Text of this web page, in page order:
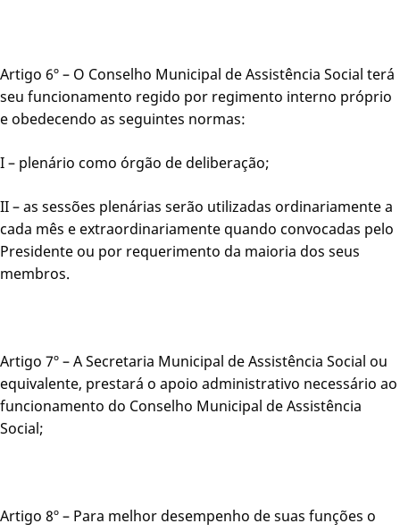
Artigo 6º – O Conselho Municipal de Assistência Social terá
seu funcionamento regido por regimento interno próprio
e obedecendo as seguintes normas:
I – plenário como órgão de deliberação;
II – as sessões plenárias serão utilizadas ordinariamente a
cada mês e extraordinariamente quando convocadas pelo
Presidente ou por requerimento da maioria dos seus
membros.
Artigo 7º – A Secretaria Municipal de Assistência Social ou
equivalente, prestará o apoio administrativo necessário ao
funcionamento do Conselho Municipal de Assistência
Social;
Artigo 8º – Para melhor desempenho de suas funções o